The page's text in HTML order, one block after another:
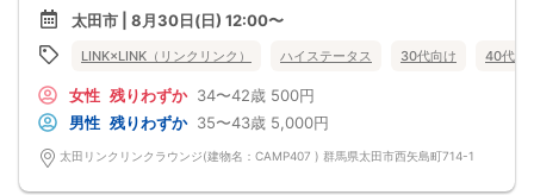
今回のパーティーは、
初婚で安心できるお相手と出会いたい
～笑顔の絶えない家庭が理想の男女編～
結婚相手に望む理想条件♡
#8212＆＆ #8212＆＆ #8212＆＆ #8212＆＆ #8212＆＆ #8212＆＆
仕事・・やりがいや誇りを持っている
性格・・思いやりがあって尊重できる
容姿・・清潔感があって好印象
金銭感覚・・ギャンブルはしない
太田市 | 8月30日(日) 12:00〜
LINK×LINK（リンクリンク） ハイステータス 30代向け 40代向
女性 残りわずか 34〜42歳 500円
男性 残りわずか 35〜43歳 5,000円
太田リンクリンクラウンジ(建物名：CAMP407 ) 群馬県太田市西矢島町714-1